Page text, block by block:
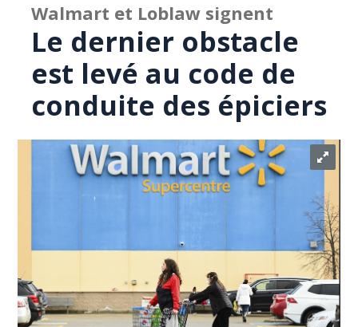
Walmart et Loblaw signent
Le dernier obstacle
est levé au code de
conduite des épiciers